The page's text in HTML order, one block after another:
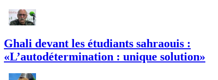
Ghali devant les étudiants sahraouis :
«L’autodétermination : unique solution»